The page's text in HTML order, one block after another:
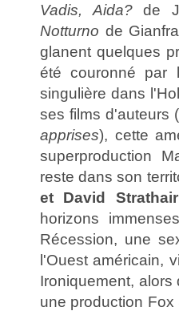
Vadis, Aida?de
Notturno de
glanent quelques
été couronné par
singulière dans
ses films d'auteurs (
apprises), cette
superproduction
reste dans son
et David
horizons
Récession, une
l'Ouest américain,
Ironiquement,
une production